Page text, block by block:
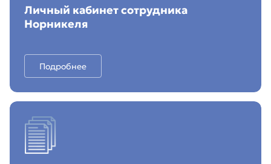
Личный кабинет сотрудника
Норникеля
Подробнее